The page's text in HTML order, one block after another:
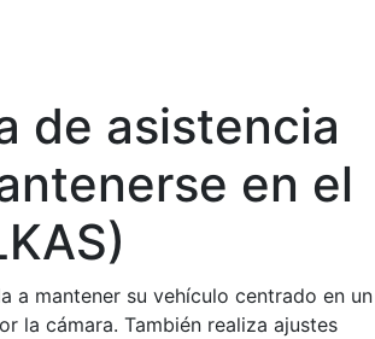
de asistencia
en el
a mantener su vehículo centrado en un
la cámara. También realiza ajustes